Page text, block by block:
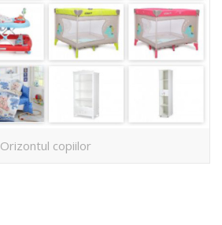
Orizontul copiilor